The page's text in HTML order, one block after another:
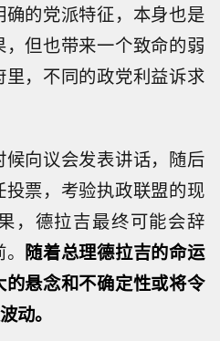
的党派特征，本身也是
但也带来一个致命的弱
，不同的政党利益诉求
向议会发表讲话，随后
票，考验执政联盟的现
，德拉吉最终可能会辞
随着总理德拉吉的命运
悬念和不确定性或将令
动。